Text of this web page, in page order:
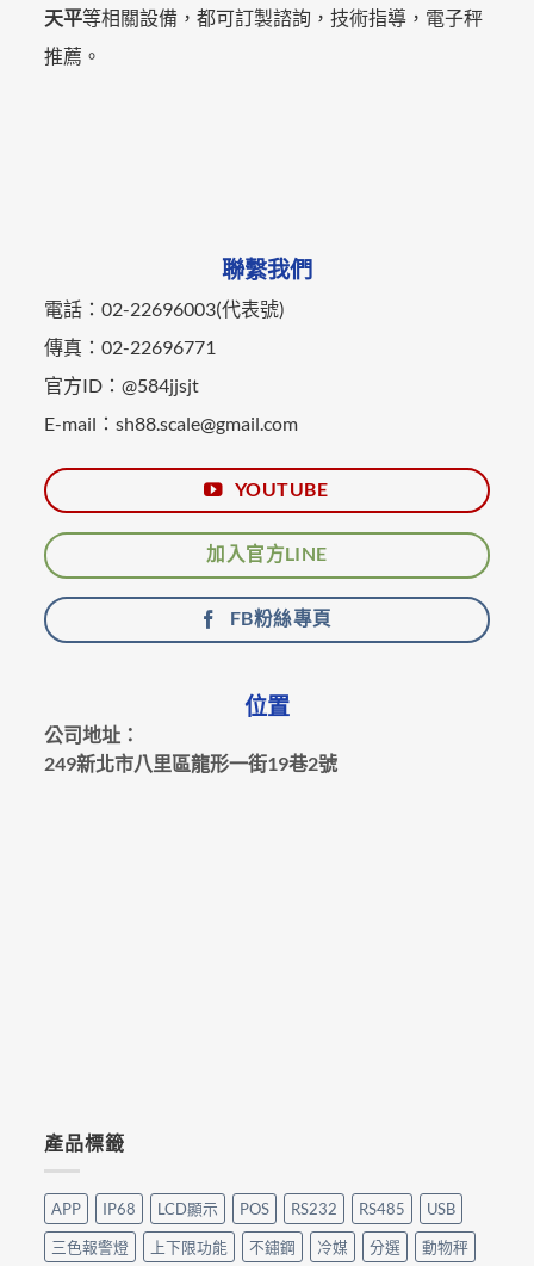
天平等相關設備，都可訂製諮詢，技術指導，電子秤
推薦。
聯繫我們
電話：02-22696003(代表號)
傳真：02-22696771
官方ID：@584jjsjt
E-mail：sh88.scale@gmail.com
YOUTUBE
加入官方LINE
FB粉絲專頁
位置
公司地址：
249新北市八里區龍形一街19巷2號
產品標籤
APP IP68 LCD顯示 POS RS232 RS485
USB
三色報警燈
上下限功能 不鏽鋼 冷媒 分選 動物秤